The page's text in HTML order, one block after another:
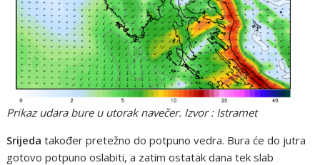
Prikaz udara bure u utorak navečer. Izvor : Istramet
Srijeda također pretežno do potpuno vedra. Bura će do jutra
gotovo potpuno oslabiti, a zatim ostatak dana tek slab